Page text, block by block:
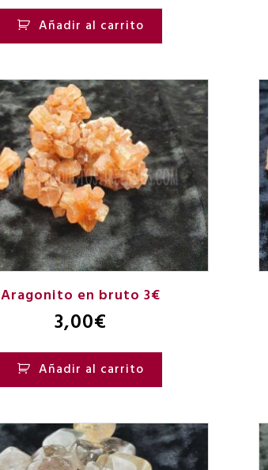
Añadir al carrito
Aragonito en bruto 3€
3,00€
Añadir al carrito